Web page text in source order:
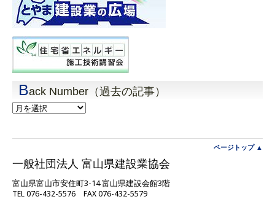
Back Number（過去の記事）
Back
Number（過
事）
ページトップ ▲
一般社団法人 富山県建設業協会
富山県富山市安住町3-14 富山県建設会館3階
TEL 076-432-5576 FAX 076-432-5579